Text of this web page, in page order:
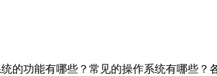
的功能有哪些？常见的操作系统有哪些